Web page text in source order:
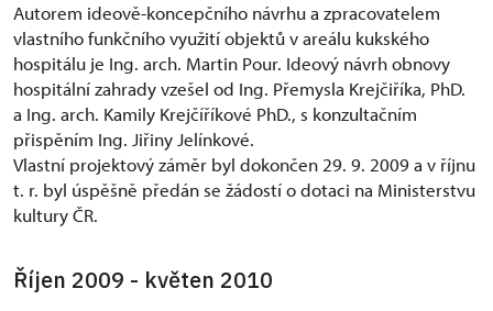
Autorem ideově-koncepčního návrhu a zpracovatelem
vlastního funkčního využití objektů v areálu kukského
hospitálu je Ing. arch. Martin Pour. Ideový návrh obnovy
hospitální zahrady vzešel od Ing. Přemysla Krejčiříka, PhD.
a Ing. arch. Kamily Krejčíříkové PhD., s konzultačním
přispěním Ing. Jiřiny Jelínkové.
Vlastní projektový záměr byl dokončen 29. 9. 2009 a v říjnu
t. r. byl úspěšně předán se žádostí o dotaci na Ministerstvu
kultury ČR.
Říjen 2009 - květen 2010